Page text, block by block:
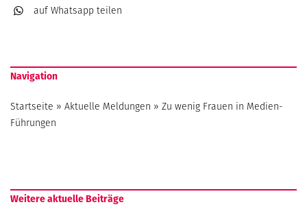
auf Whatsapp teilen
Navigation
Startseite » Aktuelle Meldungen » Zu wenig Frauen in Medien-
Führungen
Weitere aktuelle Beiträge